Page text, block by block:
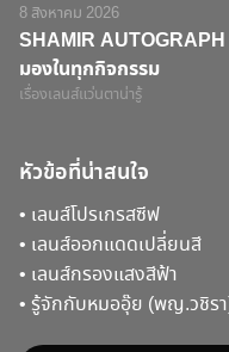
8 สิงหาคม 2026
SHAMIR AUTOGRAPH
มองในทุกกิจกรรม
เรื่องเลนส์แว่นตาน่ารู้
หัวข้อที่น่าสนใจ
• เลนส์โปรเกรสซีฟ
• เลนส์ออกแดดเปลี่ยนสี
• เลนส์กรองแสงสีฟ้า
• รู้จักกับหมออุ๊ย (พญ.วชิร